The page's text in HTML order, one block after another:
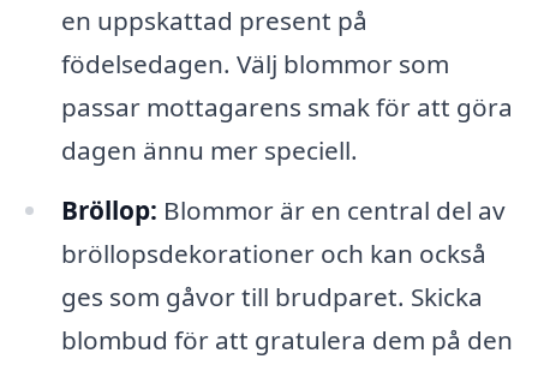
en uppskattad present på
födelsedagen. Välj blommor som
passar mottagarens smak för att göra
dagen ännu mer speciell.
Bröllop: Blommor är en central del av
bröllopsdekorationer och kan också
ges som gåvor till brudparet. Skicka
blombud för att gratulera dem på den